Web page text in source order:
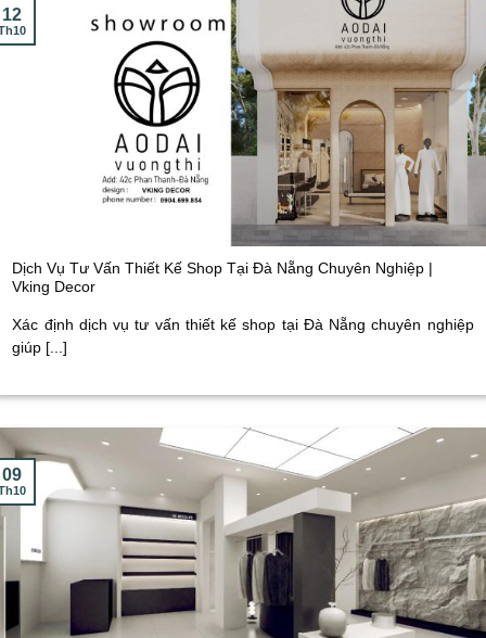
Dịch Vụ Tư Vấn Thiết Kế Shop Tại Đà Nẵng Chuyên Nghiệp |
Vking Decor
Xác định dịch vụ tư vấn thiết kế shop tại Đà Nẵng chuyên nghiệp
giúp [...]
12
09